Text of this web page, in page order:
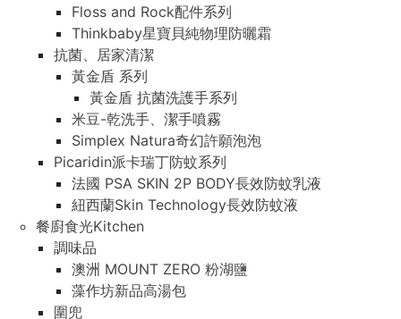
Floss and Rock配件系列
Thinkbaby星寶貝純物理防曬霜
抗菌、居家清潔
黃金盾 系列
黃金盾 抗菌洗護手系列
米豆-乾洗手、潔手噴霧
Simplex Natura奇幻許願泡泡
Picaridin派卡瑞丁防蚊系列
法國 PSA SKIN 2P BODY長效防蚊乳液
紐西蘭Skin Technology長效防蚊液
餐廚食光Kitchen
調味品
澳洲 MOUNT ZERO 粉湖鹽
藻作坊新品高湯包
圍兜